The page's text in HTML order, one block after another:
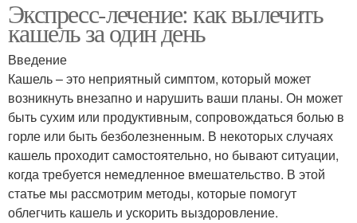
Экспресс-лечение: как вылечить
кашель за один день
Введение
Кашель – это неприятный симптом, который может
возникнуть внезапно и нарушить ваши планы. Он может
быть сухим или продуктивным, сопровождаться болью в
горле или быть безболезненным. В некоторых случаях
кашель проходит самостоятельно, но бывают ситуации,
когда требуется немедленное вмешательство. В этой
статье мы рассмотрим методы, которые помогут
облегчить кашель и ускорить выздоровление.